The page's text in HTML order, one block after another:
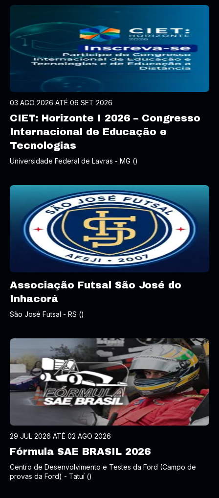
03 AGO 2026 ATÉ 06 SET 2026
CIET: Horizonte I 2026 – Congresso
Internacional de Educação e
Tecnologias
Universidade Federal de Lavras - MG ()
Associação Futsal São José do
Inhacorá
São José Futsal - RS ()
29 JUL 2026 ATÉ 02 AGO 2026
Fórmula SAE BRASIL 2026
Centro de Desenvolvimento e Testes da Ford (Campo de
provas da Ford) - Tatuí ()